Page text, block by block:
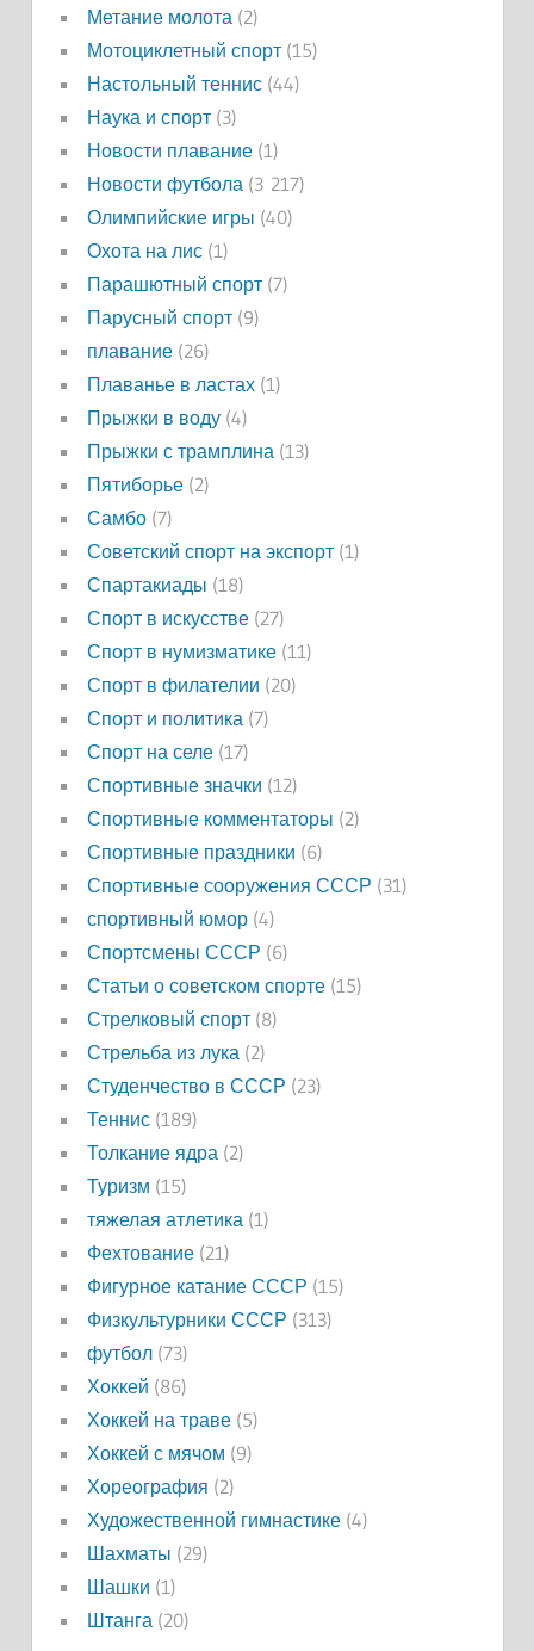
Метание молота (2)
Мотоциклетный спорт(15)
Настольный теннис(44)
Наука и спорт(3)
Новости плавание(1)
Новости футбола (3 217)
Олимпийские игры (40)
Охота на лис(1)
Парашютный спорт(7)
Парусный спорт(9)
плавание(26)
Плаванье в ластах(1)
Прыжки в воду(4)
Прыжки с трамплина (13)
Пятиборье(2)
Самбо(7)
Советский спорт на экспорт(1)
Спартакиады (18)
Спорт в искусстве(27)
Спорт в нумизматике(11)
Спорт в филателии (20)
Спорт и политика (7)
Спорт на селе(17)
Спортивные значки (12)
Спортивные комментаторы (2)
Спортивные праздники (6)
Спортивные сооружения СССР (31)
спортивный юмор(4)
Спортсмены СССР (6)
Статьи о советском спорте(15)
Стрелковый спорт(8)
Стрельба из лука (2)
Студенчество в СССР (23)
Теннис(189)
Толкание ядра (2)
Туризм (15)
тяжелая атлетика (1)
Фехтование(21)
Фигурное катание СССР (15)
Физкультурники СССР (313)
футбол(73)
Хоккей (86)
Хоккей на траве(5)
Хоккей с мячом (9)
Хореография (2)
Художественной гимнастике(4)
Шахматы (29)
Шашки (1)
Штанга (20)